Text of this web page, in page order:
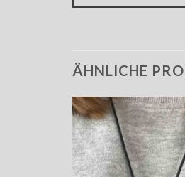
ÄHNLICHE